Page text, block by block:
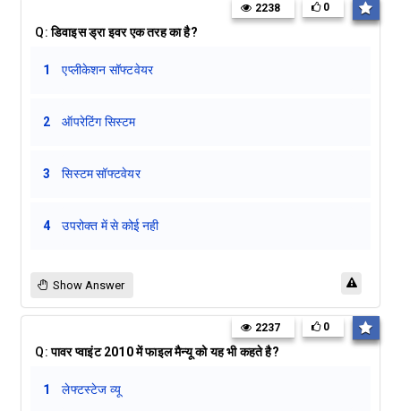
Q:डिवाइस ड्रा इवर एक तरह का है?
2238 0
1 एप्लीकेशन सॉफ्टवेयर
2 ऑपरेटिंग सिस्टम
3 सिस्टम सॉफ्टवेयर
4 उपरोक्त में से कोई नही
Show Answer
Q:पावर प्वाइंट 2010 में फाइल मैन्यू को यह भी कहते है?
2237 0
1 लेफ्टस्टेज व्यू